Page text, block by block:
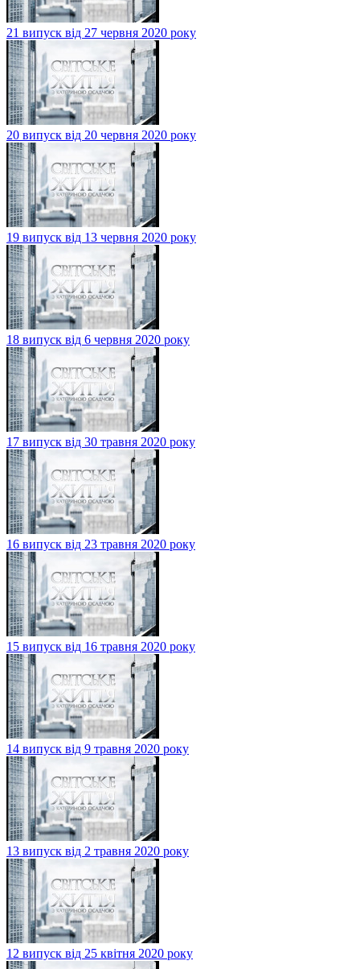
21 випуск від 27 червня 2020 року
20 випуск від 20 червня 2020 року
19 випуск від 13 червня 2020 року
18 випуск від 6 червня 2020 року
17 випуск від 30 травня 2020 року
16 випуск від 23 травня 2020 року
15 випуск від 16 травня 2020 року
14 випуск від 9 травня 2020 року
13 випуск від 2 травня 2020 року
12 випуск від 25 квітня 2020 року